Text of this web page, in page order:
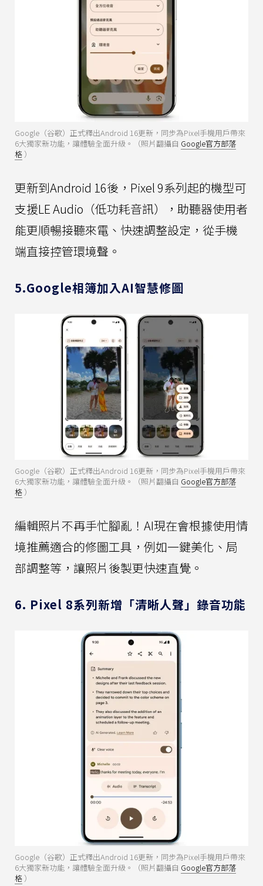
Google（谷歌）正式釋出Android 16更新，同步為Pixel手機用戶帶來
6大獨家新功能，讓體驗全面升級。（照片翻攝自 Google官方部落
格 ）
更新到Android 16後，Pixel 9系列起的機型可
支援LE Audio（低功耗音訊），助聽器使用者
能更順暢接聽來電、快速調整設定，從手機
端直接控管環境聲。
5.Google相簿加入AI智慧修圖
Google（谷歌）正式釋出Android 16更新，同步為Pixel手機用戶帶來
6大獨家新功能，讓體驗全面升級。（照片翻攝自 Google官方部落
格 ）
編輯照片不再手忙腳亂！AI現在會根據使用情
境推薦適合的修圖工具，例如一鍵美化、局
部調整等，讓照片後製更快速直覺。
6. Pixel 8系列新增「清晰人聲」錄音功能
Google（谷歌）正式釋出Android 16更新，同步為Pixel手機用戶帶來
6大獨家新功能，讓體驗全面升級。（照片翻攝自 Google官方部落
格 ）